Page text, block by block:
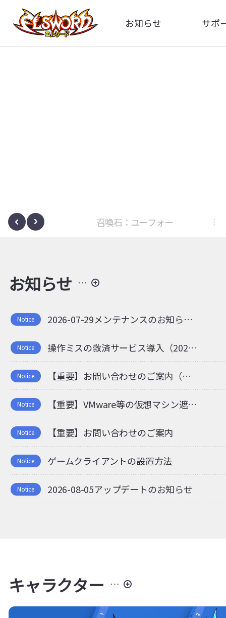
お知らせ
全体
サポ
サノヴァ 召喚石：ユーフォー
お知らせ
2026-07-29メンテナンスのお知らせ（07/29更新）
Notice
操作ミスの救済サービス導入（2025/03/25更新）
Notice
【重要】お問い合わせのご案内（メールアドレス）
Notice
【重要】VMware等の仮想マシン遮断のお知らせ（修正）
Notice
【重要】お問い合わせのご案内
Notice
ゲームクライアントの設置方法
Notice
2026-08-05アップデートのお知らせ
Notice
キャラクター